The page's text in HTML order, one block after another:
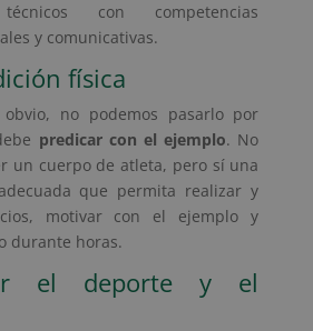
técnicos con competencias
y comunicativas.
física
obvio, no podemos pasarlo por
predicar con el ejemplo. No
un cuerpo de atleta, pero sí una
que permita realizar y
motivar con el ejemplo y
durante horas.
el deporte y el